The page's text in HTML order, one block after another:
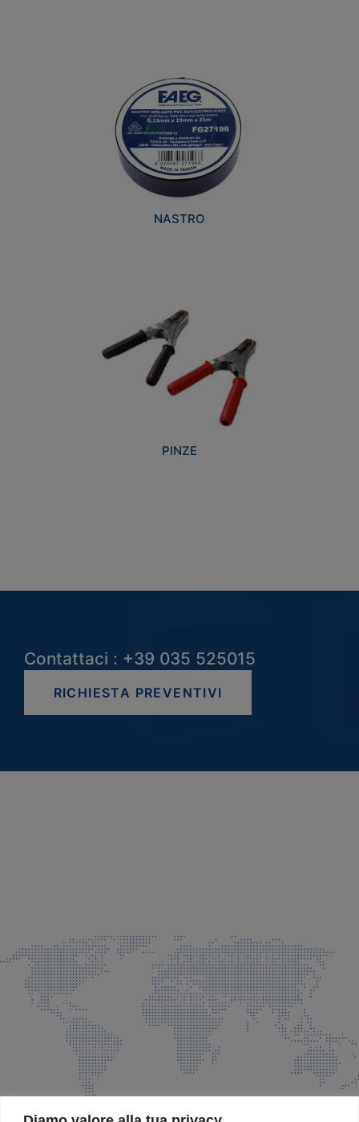
NASTRO
PINZE
Contattaci : +39 035 525015
RICHIESTA PREVENTIVI
info@faeg.it
COMMERCIALE E SPEDIZIONI
Via Padre Elzi, 32 Grassobbio (BG)
035 525015
035 335037
info@faeg.it
SITE MAP